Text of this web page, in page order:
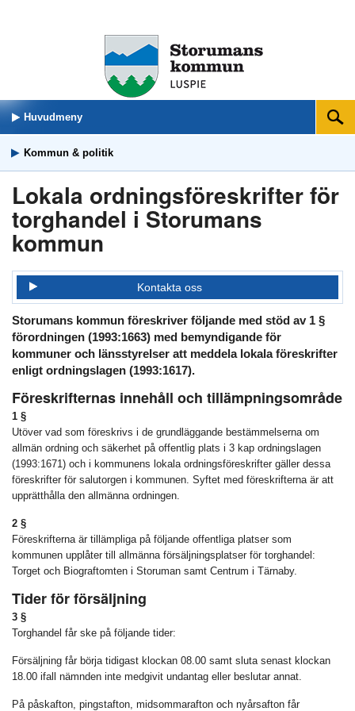
Huvudmeny Sök
Kommun & politik
Lokala ordningsföreskrifter för
torghandel i Storumans
kommun
Kontakta oss
Storumans kommun föreskriver följande med stöd av 1 §
förordningen (1993:1663) med bemyndigande för
kommuner och länsstyrelser att meddela lokala föreskrifter
enligt ordningslagen (1993:1617).
Föreskrifternas innehåll och tillämpningsområde
1 §
Utöver vad som föreskrivs i de grundläggande bestämmelserna om
allmän ordning och säkerhet på offentlig plats i 3 kap ordningslagen
(1993:1671) och i kommunens lokala ordningsföreskrifter gäller dessa
föreskrifter för salutorgen i kommunen. Syftet med föreskrifterna är att
upprätthålla den allmänna ordningen.
2 §
Föreskrifterna är tillämpliga på följande offentliga platser som
kommunen upplåter till allmänna försäljningsplatser för torghandel:
Torget och Biograftomten i Storuman samt Centrum i Tärnaby.
Tider för försäljning
3 §
Torghandel får ske på följande tider:
Försäljning får börja tidigast klockan 08.00 samt sluta senast klockan
18.00 ifall nämnden inte medgivit undantag eller beslutar annat.
På påskafton, pingstafton, midsommarafton och nyårsafton får